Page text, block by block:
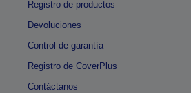
Registro de productos
Devoluciones
Control de garantía
Registro de CoverPlus
Contáctanos